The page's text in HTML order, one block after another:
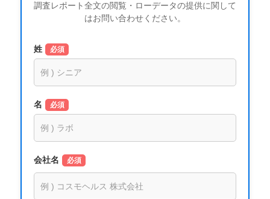
調査レポート全文の閲覧・ローデータの提供に関して
はお問い合わせください。
姓 必須
名 必須
会社名 必須